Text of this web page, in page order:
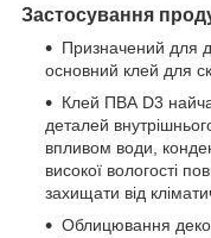
Застосування
Призначений для
основний клей для
Клей ПВА D3
деталей
впливом води,
високої вологості
захищати від
Облицювання